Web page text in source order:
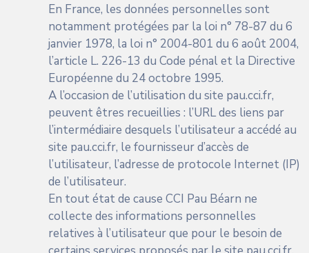
En France, les données personnelles sont
notamment protégées par la loi n° 78-87 du 6
janvier 1978, la loi n° 2004-801 du 6 août 2004,
l’article L. 226-13 du Code pénal et la Directive
Européenne du 24 octobre 1995.
A l’occasion de l’utilisation du site pau.cci.fr,
peuvent êtres recueillies : l’URL des liens par
l’intermédiaire desquels l’utilisateur a accédé au
site pau.cci.fr, le fournisseur d’accès de
l’utilisateur, l’adresse de protocole Internet (IP)
de l’utilisateur.
En tout état de cause CCI Pau Béarn ne
collecte des informations personnelles
relatives à l’utilisateur que pour le besoin de